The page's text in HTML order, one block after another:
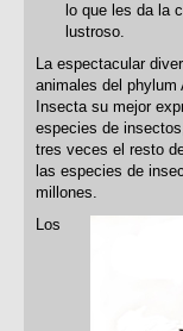
lo que les da la
lustroso.
La espectacular
animales del phylum
Insecta su mejor
especies de
tres veces el resto
las especies de
millones.
Los